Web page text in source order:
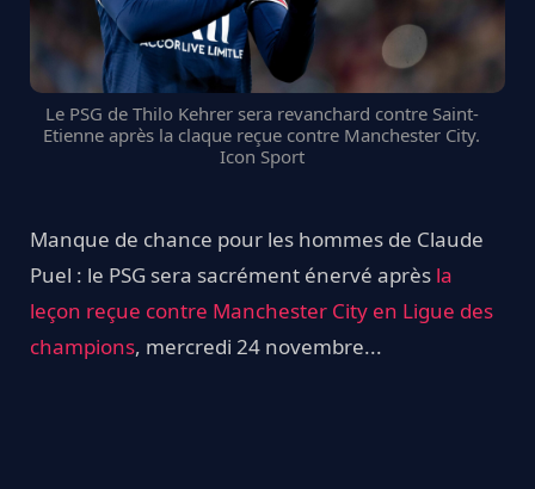
Le PSG de Thilo Kehrer sera revanchard contre Saint-
Etienne après la claque reçue contre Manchester City.
Icon Sport
Manque de chance pour les hommes de Claude
Puel : le PSG sera sacrément énervé après la
leçon reçue contre Manchester City en Ligue des
champions, mercredi 24 novembre...